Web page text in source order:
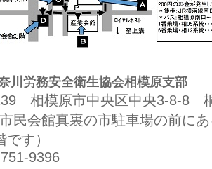
川労務安全衛生協会相模原支部
相模原市中央区中央3-8-8
市民会館真裏の市駐車場の前に
す）
9396